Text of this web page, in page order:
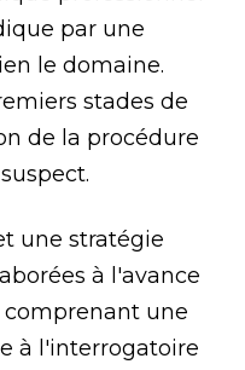
par une
le domaine.
stades de
de la procédure
une stratégie
à l'avance
une
à l'interrogatoire